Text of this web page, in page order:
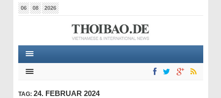
06 08 2026
TAG: 24. FEBRUAR 2024